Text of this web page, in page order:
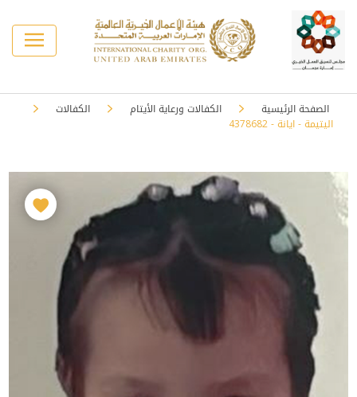
الصفحة الرئيسية الكفالات ورعاية الأيتام
الكفالات
اليتيمة - ايانة - 4378682